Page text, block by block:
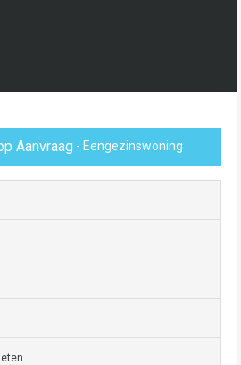
Aanvraag - Eengezinswoning